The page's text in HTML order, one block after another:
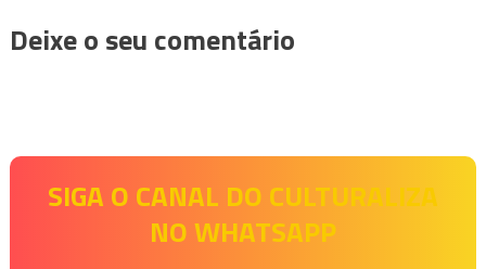
Deixe o seu comentário
SIGA O CANAL DO CULTURALIZA
NO WHATSAPP